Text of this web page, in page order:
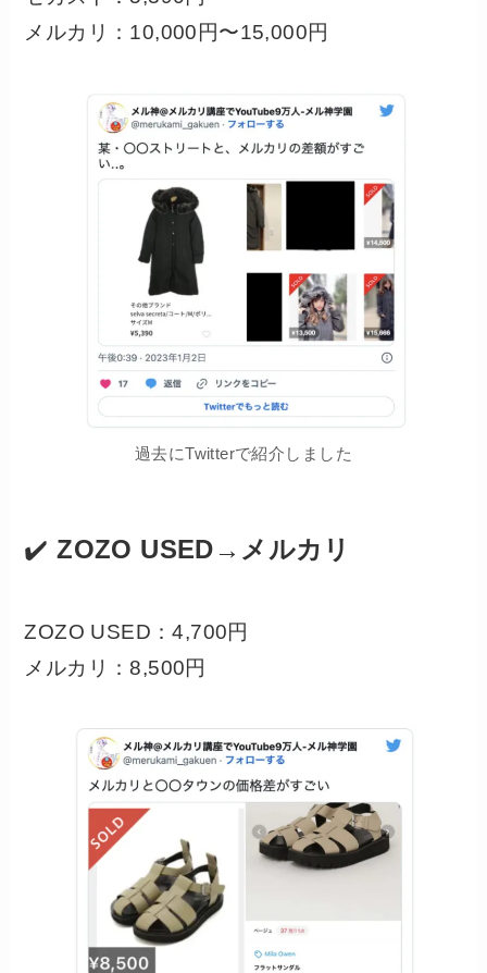
メルカリ：10,000円〜15,000円
過去にTwitterで紹介しました
✔️ZOZO USED→メルカリ
ZOZO USED：4,700円
メルカリ：8,500円